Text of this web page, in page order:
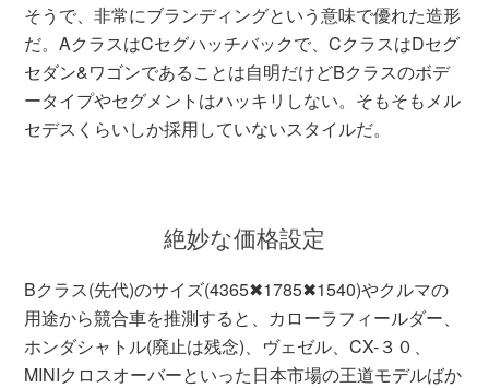
そうで、非常にブランディングという意味で優れた造形
だ。AクラスはCセグハッチバックで、CクラスはDセグ
セダン&ワゴンであることは自明だけどBクラスのボデ
ータイプやセグメントはハッキリしない。そもそもメル
セデスくらいしか採用していないスタイルだ。
絶妙な価格設定
Bクラス(先代)のサイズ(4365✖︎1785✖︎1540)やクルマの
用途から競合車を推測すると、カローラフィールダー、
ホンダシャトル(廃止は残念)、ヴェゼル、CX-３０、
MINIクロスオーバーといった日本市場の王道モデルばか